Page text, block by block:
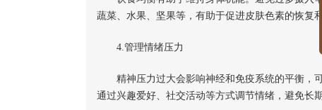
蔬菜、水果、坚果等，有助于促进皮肤色素的恢复
4.管理情绪压力
精神压力过大会影响神经和免疫系统的平衡，
通过兴趣爱好、社交活动等方式调节情绪，避免长